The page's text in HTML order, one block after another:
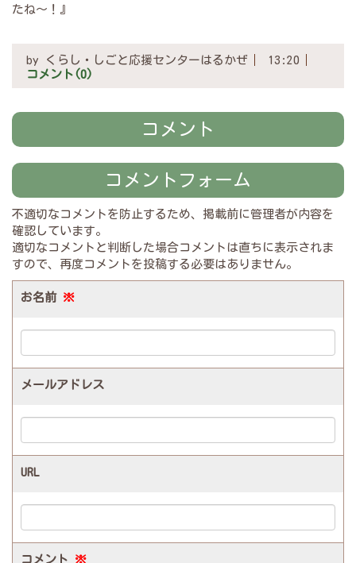
たね～！』
by くらし・しごと応援センターはるかぜ
13:20
コメント(0)
コメント
コメントフォーム
不適切なコメントを防止するため、掲載前に管理者が内容を
確認しています。
適切なコメントと判断した場合コメントは直ちに表示されま
すので、再度コメントを投稿する必要はありません。
お名前 ※
メールアドレス
URL
コメント ※